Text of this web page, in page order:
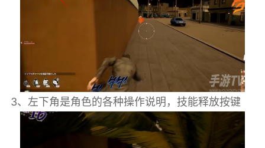
3、左下角是角色的各种操作说明，技能释放按键